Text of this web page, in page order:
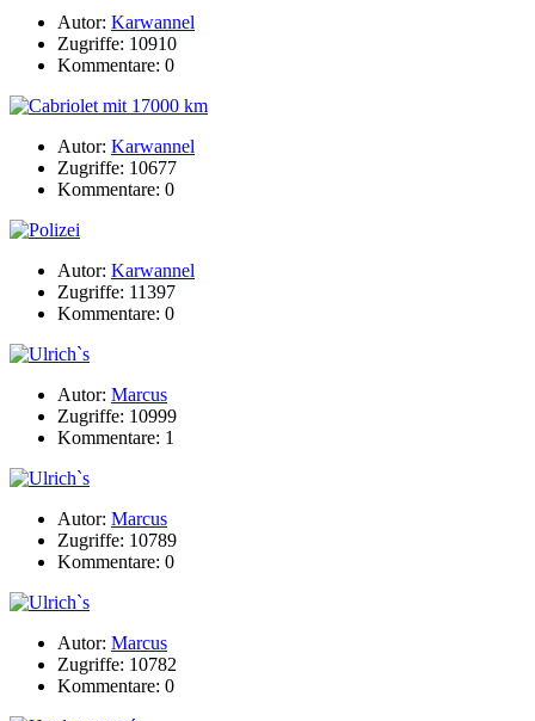
Autor: Karwannel
Zugriffe: 10910
Kommentare: 0
Autor: Karwannel
Zugriffe: 10677
Kommentare: 0
Autor: Karwannel
Zugriffe: 11397
Kommentare: 0
Autor: Marcus
Zugriffe: 10999
Kommentare: 1
Autor: Marcus
Zugriffe: 10789
Kommentare: 0
Autor: Marcus
Zugriffe: 10782
Kommentare: 0